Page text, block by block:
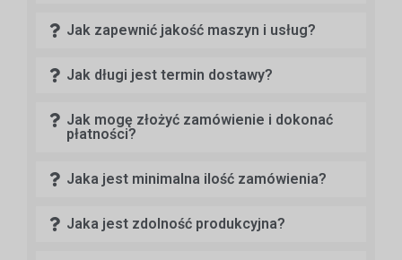
Jak zapewnić jakość maszyn i usług?
Jak długi jest termin dostawy?
Jak mogę złożyć zamówienie i dokonać
płatności?
Jaka jest minimalna ilość zamówienia?
Jaka jest zdolność produkcyjna?